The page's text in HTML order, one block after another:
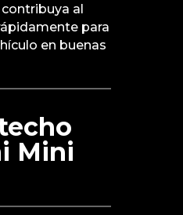
al
para
en buenas
Mini